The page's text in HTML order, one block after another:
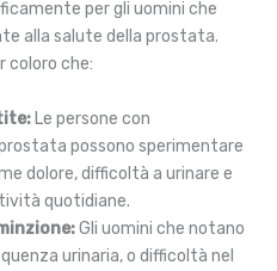
per gli uomini che
alla salute della prostata.
coloro che:
Le persone con
possono sperimentare
dolore, difficoltà a urinare e
quotidiane.
Gli uomini che notano
urinaria, o difficoltà nel